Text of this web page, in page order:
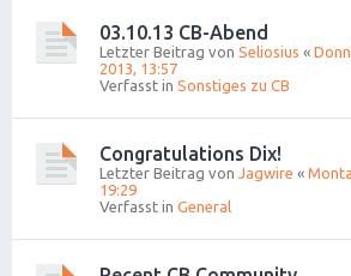
03.10.13 CB-Abend
Letzter Beitrag von Seliosius «
2013, 13:57
Verfasst in Sonstiges zu CB
Congratulations Dix!
Letzter Beitrag von Jagwire «
19:29
Verfasst in General